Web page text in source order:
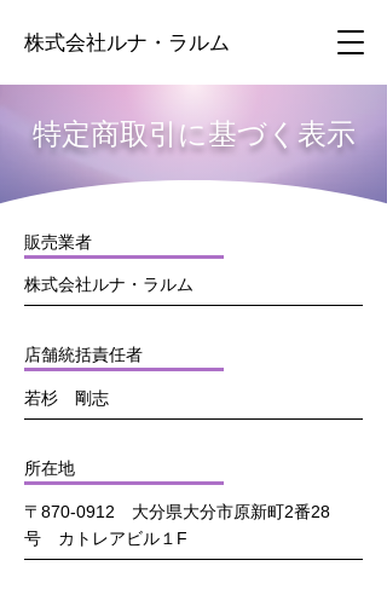
株式会社ルナ・ラルム
特定商取引に基づく表示
販売業者
株式会社ルナ・ラルム
店舗統括責任者
若杉 剛志
所在地
〒870-0912 大分県大分市原新町2番28
号 カトレアビル１F